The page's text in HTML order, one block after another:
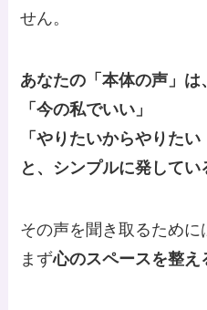
せん。
あなたの「本体の声」は
「今の私でいい」
「やりたいからやりたい
と、シンプルに発してい
その声を聞き取るために
まず心のスペースを整え